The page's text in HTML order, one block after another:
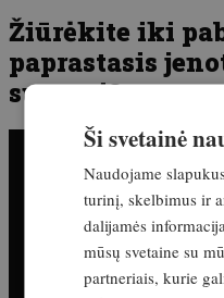
Žiūrėkite iki
paprastasis
sugauti?
Ši svetainė
Naudojame
turinį, skelbimus ir
dalijamės
mūsų svetaine su
partneriais, kurie